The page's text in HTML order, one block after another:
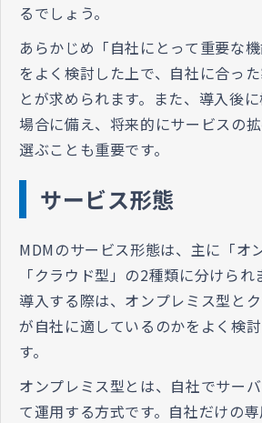
るでしょう。
あらかじめ「自社にとって重要な機
をよく検討した上で、自社に合っ
とが求められます。また、導入後
場合に備え、将来的にサービスの
選ぶことも重要です。
サービス形態
MDMのサービス形態は、主に「オ
「クラウド型」の2種類に分けられ
導入する際は、オンプレミス型と
が自社に適しているのかをよく検
す。
オンプレミス型とは、自社でサー
て運用する方式です。自社だけの